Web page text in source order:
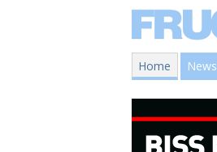
Home News